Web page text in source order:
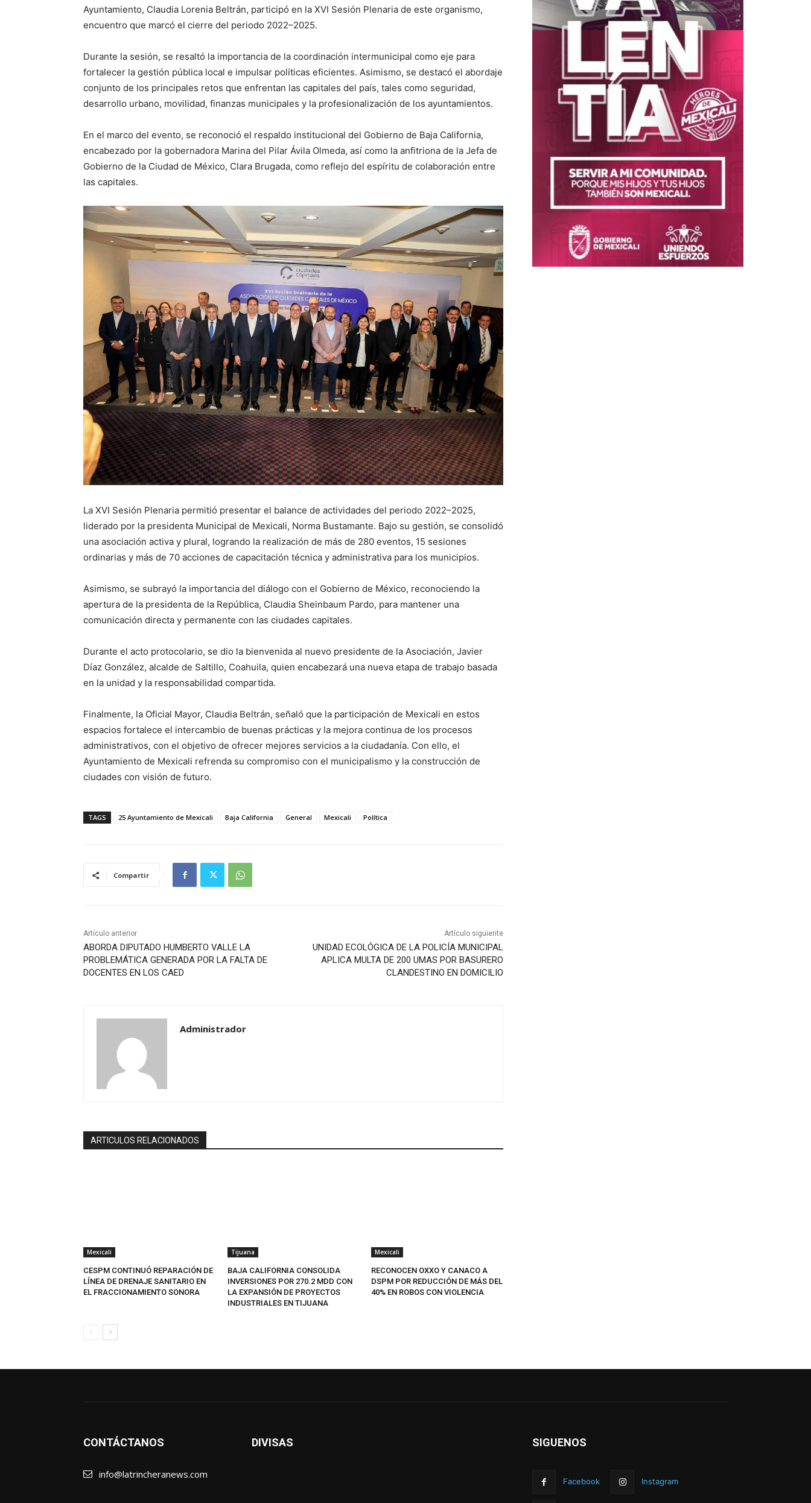
Ayuntamiento, Claudia Lorenia Beltrán, participó en la XVI Sesión Plenaria de este organismo,
encuentro que marcó el cierre del periodo 2022–2025.
Durante la sesión, se resaltó la importancia de la coordinación intermunicipal como eje para
fortalecer la gestión pública local e impulsar políticas eficientes. Asimismo, se destacó el abordaje
conjunto de los principales retos que enfrentan las capitales del país, tales como seguridad,
desarrollo urbano, movilidad, finanzas municipales y la profesionalización de los ayuntamientos.
En el marco del evento, se reconoció el respaldo institucional del Gobierno de Baja California,
encabezado por la gobernadora Marina del Pilar Ávila Olmeda, así como la anfitriona de la Jefa de
Gobierno de la Ciudad de México, Clara Brugada, como reflejo del espíritu de colaboración entre
las capitales.
La XVI Sesión Plenaria permitió presentar el balance de actividades del periodo 2022–2025,
liderado por la presidenta Municipal de Mexicali, Norma Bustamante. Bajo su gestión, se consolidó
una asociación activa y plural, logrando la realización de más de 280 eventos, 15 sesiones
ordinarias y más de 70 acciones de capacitación técnica y administrativa para los municipios.
Asimismo, se subrayó la importancia del diálogo con el Gobierno de México, reconociendo la
apertura de la presidenta de la República, Claudia Sheinbaum Pardo, para mantener una
comunicación directa y permanente con las ciudades capitales.
Durante el acto protocolario, se dio la bienvenida al nuevo presidente de la Asociación, Javier
Díaz González, alcalde de Saltillo, Coahuila, quien encabezará una nueva etapa de trabajo basada
en la unidad y la responsabilidad compartida.
Finalmente, la Oficial Mayor, Claudia Beltrán, señaló que la participación de Mexicali en estos
espacios fortalece el intercambio de buenas prácticas y la mejora continua de los procesos
administrativos, con el objetivo de ofrecer mejores servicios a la ciudadanía. Con ello, el
Ayuntamiento de Mexicali refrenda su compromiso con el municipalismo y la construcción de
ciudades con visión de futuro.
TAGS 25 Ayuntamiento de Mexicali Baja California General Mexicali Política
Compartir
Artículo anterior
ABORDA DIPUTADO HUMBERTO VALLE LA
PROBLEMÁTICA GENERADA POR LA FALTA DE
DOCENTES EN LOS CAED
Artículo siguiente
UNIDAD ECOLÓGICA DE LA POLICÍA MUNICIPAL
APLICA MULTA DE 200 UMAS POR BASURERO
CLANDESTINO EN DOMICILIO
Administrador
ARTICULOS RELACIONADOS
Mexicali
CESPM CONTINUÓ REPARACIÓN DE
LÍNEA DE DRENAJE SANITARIO EN
EL FRACCIONAMIENTO SONORA
Tijuana
BAJA CALIFORNIA CONSOLIDA
INVERSIONES POR 270.2 MDD CON
LA EXPANSIÓN DE PROYECTOS
INDUSTRIALES EN TIJUANA
Mexicali
RECONOCEN OXXO Y CANACO A
DSPM POR REDUCCIÓN DE MÁS DEL
40% EN ROBOS CON VIOLENCIA
CONTÁCTANOS
info@latrincheranews.com
DIVISAS SIGUENOS
Facebook Instagram